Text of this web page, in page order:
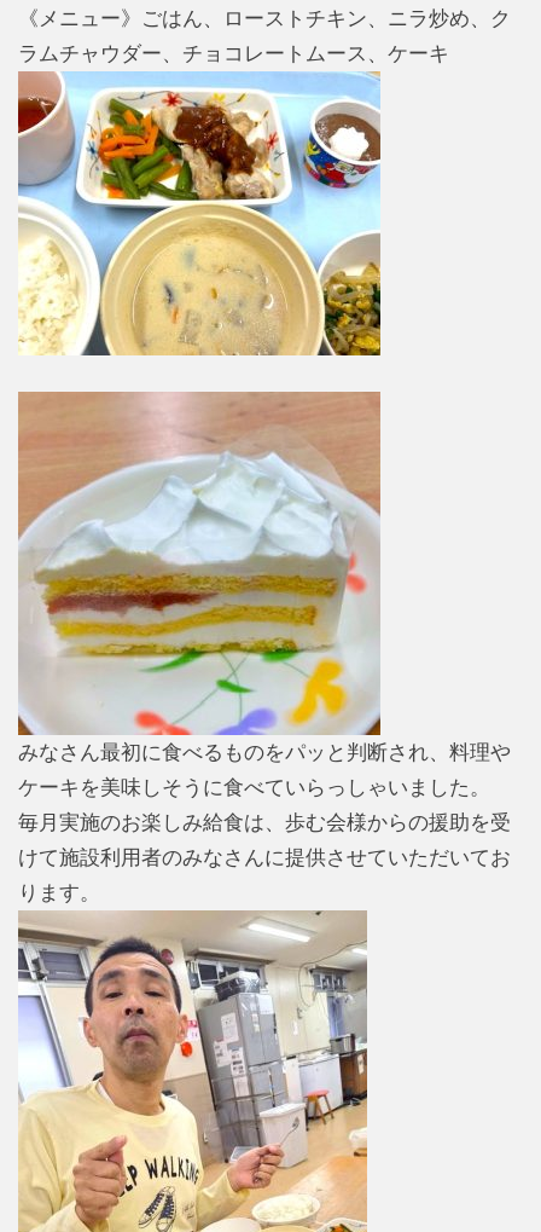
《メニュー》ごはん、ローストチキン、ニラ炒め、ク
ラムチャウダー、チョコレートムース、ケーキ
みなさん最初に食べるものをパッと判断され、料理や
ケーキを美味しそうに食べていらっしゃいました。
毎月実施のお楽しみ給食は、歩む会様からの援助を受
けて施設利用者のみなさんに提供させていただいてお
ります。